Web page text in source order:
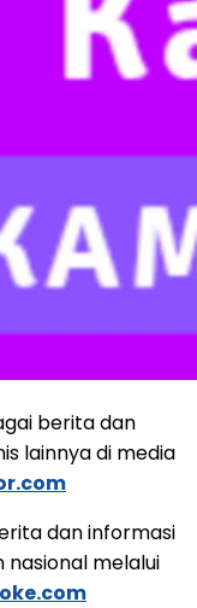
berita dan
lainnya di media
dan informasi
nasional melalui